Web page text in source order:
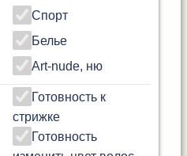
Спорт
Белье
Art-nude, ню
Готовность к
стрижке
Готовность